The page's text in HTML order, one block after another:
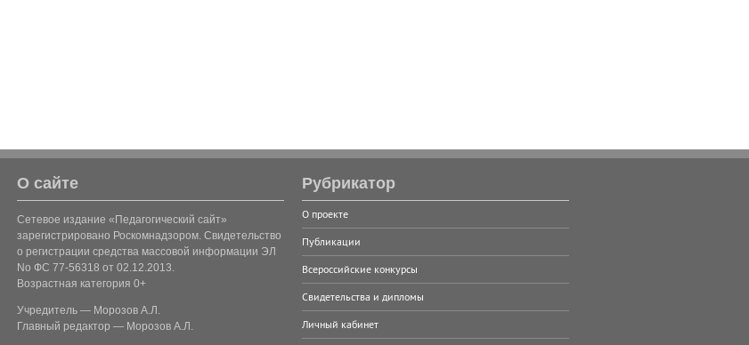
О сайте
Сетевое издание «Педагогический сайт»
зарегистрировано Роскомнадзором. Свидетельство
о регистрации средства массовой информации ЭЛ
No ФС 77-56318 от 02.12.2013.
Возрастная категория 0+
Учредитель — Морозов А.Л.
Главный редактор — Морозов А.Л.
Рубрикатор
О проекте
Публикации
Всероссийские конкурсы
Свидетельства и дипломы
Личный кабинет